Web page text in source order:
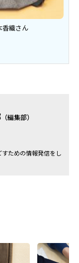
織さん
（編集部）
ための情報発信をし